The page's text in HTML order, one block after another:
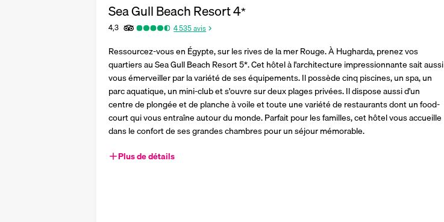
Sea Gull Beach Resort4*
4,3 4 535avis
Ressourcez-vous en Égypte, sur les rives de la mer Rouge. À Hugharda, prenez vos
quartiers au Sea Gull Beach Resort 5*. Cet hôtel à l'architecture impressionnante sait aussi
vous émerveiller par la variété de ses équipements. Il possède cinq piscines, un spa, un
parc aquatique, un mini-club et s'ouvre sur deux plages privées. Il dispose aussi d'un
centre de plongée et de planche à voile et toute une variété de restaurants dont un food-
court qui vous entraîne autour du monde. Parfait pour les familles, cet hôtel vous accueille
dans le confort de ses grandes chambres pour un séjour mémorable.
Plus de détails